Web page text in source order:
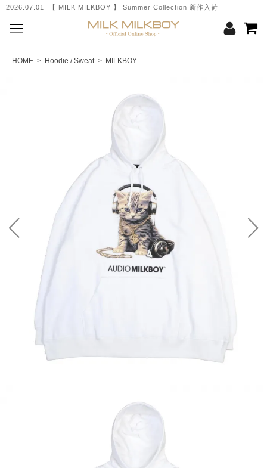
2026.07.01 【 MILK MILKBOY 】 Summer Collection 新作入荷
HOME > Hoodie / Sweat> MILKBOY